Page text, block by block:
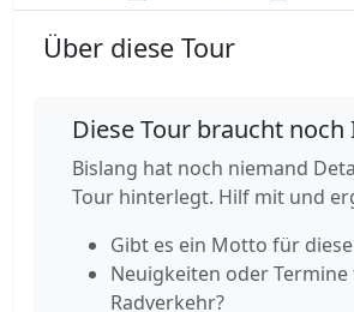
Über diese Tour
Diese Tour braucht noch
Bislang hat noch niemand
Tour hinterlegt. Hilf mit und
Gibt es ein Motto für
Neuigkeiten oder
Radverkehr?